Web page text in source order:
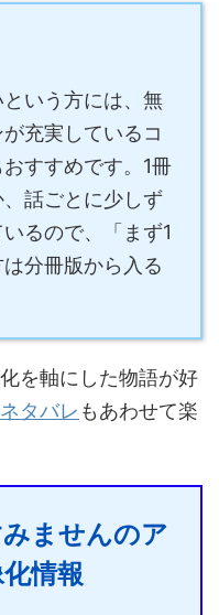
いう方には、無
充実しているコ
すすめです。1冊
話ごとに少しず
るので、「まず1
分冊版から入る
を軸にした物語が好
タバレ もあわせて楽
ませんのア
情報